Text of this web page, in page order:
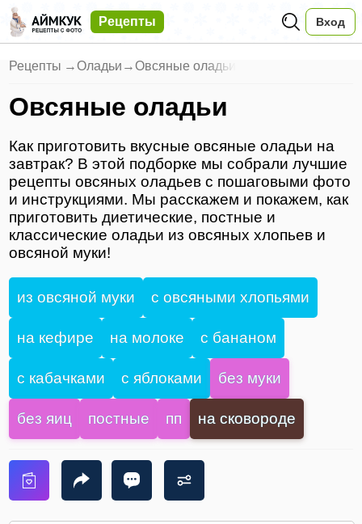
Рецепты Вход
Рецепты →Оладьи →Овсяные оладьи
Овсяные оладьи
Как приготовить вкусные овсяные оладьи на
завтрак? В этой подборке мы собрали лучшие
рецепты овсяных оладьев с пошаговыми фото
и инструкциями. Мы расскажем и покажем, как
приготовить диетические, постные и
классические оладьи из овсяных хлопьев и
овсяной муки!
из овсяной муки с овсяными хлопьями
на кефире на молоке с бананом
с кабачками с яблоками без муки
без яиц постные пп на сковороде